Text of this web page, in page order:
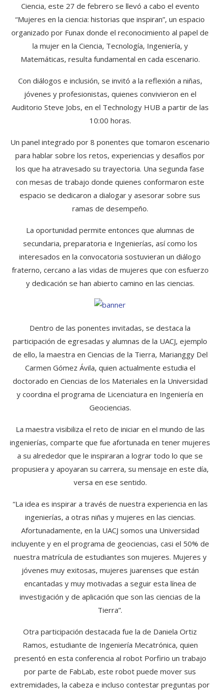
Ciencia, este 27 de febrero se llevó a cabo el evento
“Mujeres en la ciencia: historias que inspiran”, un espacio
organizado por Funax donde el reconocimiento al papel de
la mujer en la Ciencia, Tecnología, Ingeniería, y
Matemáticas, resulta fundamental en cada escenario.
Con diálogos e inclusión, se invitó a la reflexión a niñas,
jóvenes y profesionistas, quienes convivieron en el
Auditorio Steve Jobs, en el Technology HUB a partir de las
10:00 horas.
Un panel integrado por 8 ponentes que tomaron escenario
para hablar sobre los retos, experiencias y desafíos por
los que ha atravesado su trayectoria. Una segunda fase
con mesas de trabajo donde quienes conformaron este
espacio se dedicaron a dialogar y asesorar sobre sus
ramas de desempeño.
La oportunidad permite entonces que alumnas de
secundaria, preparatoria e Ingenierías, así como los
interesados en la convocatoria sostuvieran un diálogo
fraterno, cercano a las vidas de mujeres que con esfuerzo
y dedicación se han abierto camino en las ciencias.
Dentro de las ponentes invitadas, se destaca la
participación de egresadas y alumnas de la UACJ, ejemplo
de ello, la maestra en Ciencias de la Tierra, Marianggy Del
Carmen Gómez Ávila, quien actualmente estudia el
doctorado en Ciencias de los Materiales en la Universidad
y coordina el programa de Licenciatura en Ingeniería en
Geociencias.
La maestra visibiliza el reto de iniciar en el mundo de las
ingenierías, comparte que fue afortunada en tener mujeres
a su alrededor que le inspiraran a lograr todo lo que se
propusiera y apoyaran su carrera, su mensaje en este día,
versa en ese sentido.
“La idea es inspirar a través de nuestra experiencia en las
ingenierías, a otras niñas y mujeres en las ciencias.
Afortunadamente, en la UACJ somos una Universidad
incluyente y en el programa de geociencias, casi el 50% de
nuestra matrícula de estudiantes son mujeres. Mujeres y
jóvenes muy exitosas, mujeres juarenses que están
encantadas y muy motivadas a seguir esta línea de
investigación y de aplicación que son las ciencias de la
Tierra”.
Otra participación destacada fue la de Daniela Ortiz
Ramos, estudiante de Ingeniería Mecatrónica, quien
presentó en esta conferencia al robot Porfirio un trabajo
por parte de FabLab, este robot puede mover sus
extremidades, la cabeza e incluso contestar preguntas por